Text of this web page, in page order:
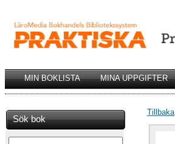
MIN BOKLISTA MINA UPPGIFTER
Sök bok
Tillbaka